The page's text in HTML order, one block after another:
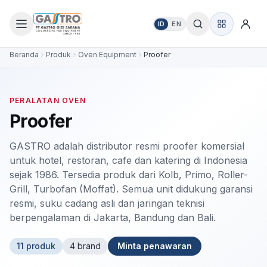
ID EN
Beranda Produk Oven Equipment Proofer
PERALATAN OVEN
Proofer
GASTRO adalah distributor resmi proofer komersial
untuk hotel, restoran, cafe dan katering di Indonesia
sejak 1986. Tersedia produk dari Kolb, Primo, Roller-
Grill, Turbofan (Moffat). Semua unit didukung garansi
resmi, suku cadang asli dan jaringan teknisi
berpengalaman di Jakarta, Bandung dan Bali.
11 produk 4 brand Minta penawaran